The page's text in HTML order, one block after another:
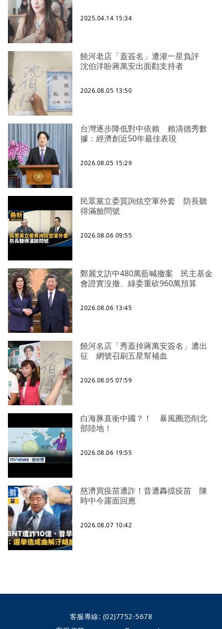
2025.04.14 15:34
饒河老店「蓋簽名」遭灌一星負評
沈伯洋盼蔣萬安出面勸支持者
2026.08.05 13:50
台灣逐步降低對中依賴 賴清德秀數
據：經濟創近50年最佳表現
2026.08.05 15:29
民眾黨立委質詢炫空軍外套 防長聽
得滿臉問號
2026.08.06 09:55
鄭麗文訪中480萬藍喊撤案 民主基金
會證實沒撤、綠委重砍960萬預算
2026.08.06 13:45
饒河名店「秀蓋掉蔣萬安簽名」遭出
征 網號召刷五星幫補血
2026.08.05 07:59
白海豚直衝中國？！ 暴風圈恐削北
部陸地！
2026.08.06 19:55
慈濟買疫苗遭詐！昔遭轟擋疫苗 陳
時中今露面回應
2026.08.07 10:42
客服專線: (02)7752-5678